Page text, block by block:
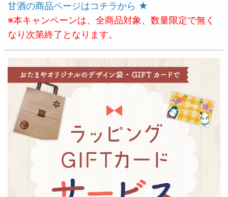
甘酒の商品ページはコチラから ★
※本キャンペーンは、全商品対象、数量限定で無く
なり次第終了となります。